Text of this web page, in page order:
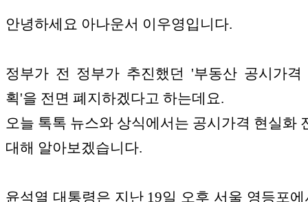
안녕하세요 아나운서 이우영입니다.
정부가 전 정부가 추진했던 '부동산 공시가
획'을 전면 폐지하겠다고 하는데요.
오늘 톡톡 뉴스와 상식에서는 공시가격 현실화
대해 알아보겠습니다.
윤석열 대통령은 지난 19일 오후 서울 영등포